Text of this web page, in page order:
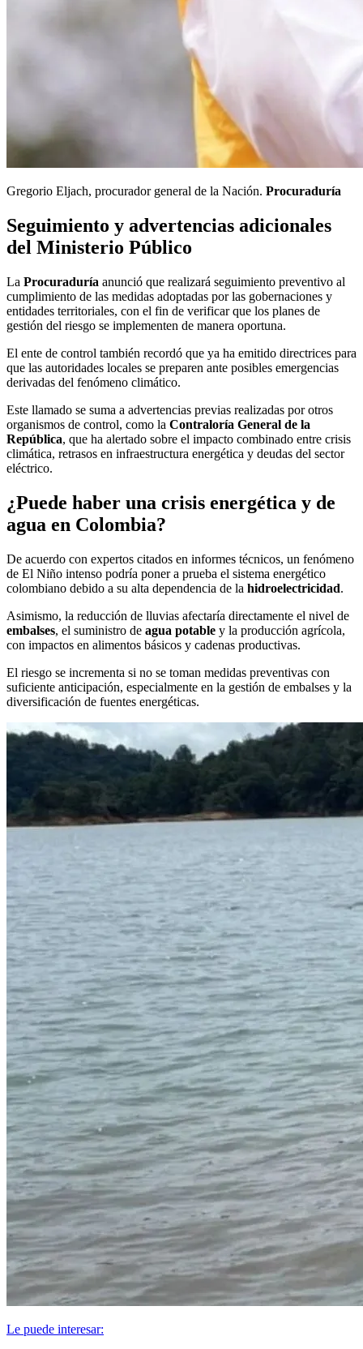
Gregorio Eljach, procurador general de la Nación. Procuraduría
Seguimiento y advertencias adicionales
del Ministerio Público
La Procuraduría anunció que realizará seguimiento preventivo al
cumplimiento de las medidas adoptadas por las gobernaciones y
entidades territoriales, con el fin de verificar que los planes de
gestión del riesgo se implementen de manera oportuna.
El ente de control también recordó que ya ha emitido directrices para
que las autoridades locales se preparen ante posibles emergencias
derivadas del fenómeno climático.
Este llamado se suma a advertencias previas realizadas por otros
organismos de control, como la Contraloría General de la
República, que ha alertado sobre el impacto combinado entre crisis
climática, retrasos en infraestructura energética y deudas del sector
eléctrico.
¿Puede haber una crisis energética y de
agua en Colombia?
De acuerdo con expertos citados en informes técnicos, un fenómeno
de El Niño intenso podría poner a prueba el sistema energético
colombiano debido a su alta dependencia de la hidroelectricidad.
Asimismo, la reducción de lluvias afectaría directamente el nivel de
embalses, el suministro de agua potable y la producción agrícola,
con impactos en alimentos básicos y cadenas productivas.
El riesgo se incrementa si no se toman medidas preventivas con
suficiente anticipación, especialmente en la gestión de embalses y la
diversificación de fuentes energéticas.
Le puede interesar: